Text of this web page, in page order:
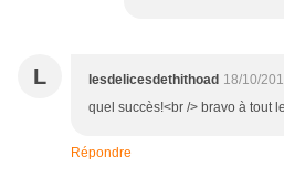
L lesdelicesdethithoad 18/10/
quel succès!<br /> bravo à tout
Répondre